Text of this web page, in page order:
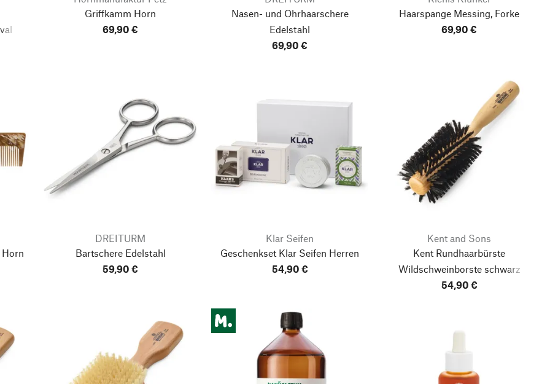
Griffkamm Horn
69,90 €
Nasen- und Ohrhaarschere
Edelstahl
69,90 €
Haarspange Messing, Forke
69,90 €
DREITURM
Bartschere Edelstahl
59,90 €
Klar Seifen
Geschenkset Klar Seifen Herren
54,90 €
Kent and Sons
Kent Rundhaarbürste
Wildschweinborste schwarz
54,90 €